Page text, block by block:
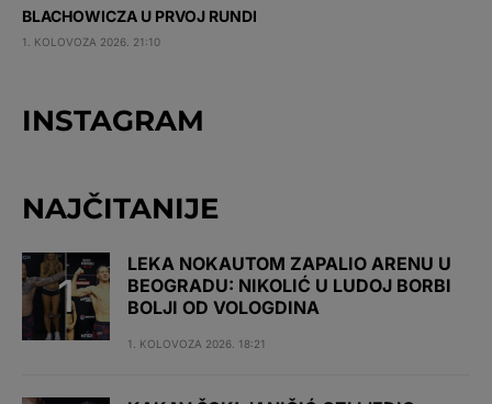
BLACHOWICZA U PRVOJ RUNDI
1. KOLOVOZA 2026. 21:10
INSTAGRAM
NAJČITANIJE
LEKA NOKAUTOM ZAPALIO ARENU U
BEOGRADU: NIKOLIĆ U LUDOJ BORBI
BOLJI OD VOLOGDINA
1. KOLOVOZA 2026. 18:21